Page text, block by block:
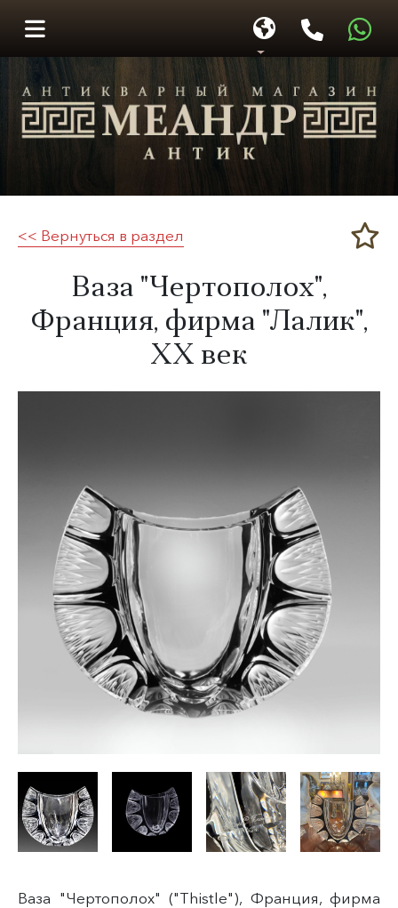
Меандр-Антик
<< Вернуться в раздел
Ваза "Чертополох",
Франция, фирма "Лалик",
XX век
Ваза "Чертополох" ("Thistle"), Франция, фирма